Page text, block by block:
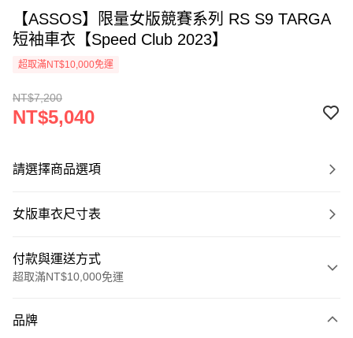
【ASSOS】限量女版競賽系列 RS S9 TARGA
短袖車衣【Speed Club 2023】
超取滿NT$10,000免運
NT$7,200
NT$5,040
請選擇商品選項
女版車衣尺寸表
付款與運送方式
超取滿NT$10,000免運
信用卡一次付款
品牌